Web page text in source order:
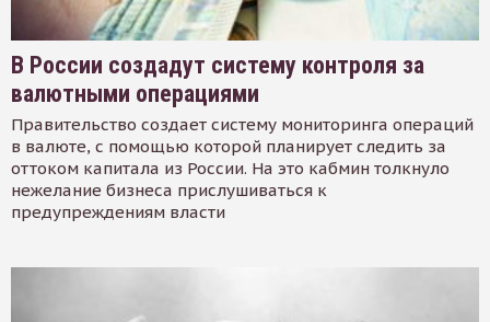
В России создадут систему контроля за
валютными операциями
Правительство создает систему мониторинга операций
в валюте, с помощью которой планирует следить за
оттоком капитала из России. На это кабмин толкнуло
нежелание бизнеса прислушиваться к
предупреждениям власти